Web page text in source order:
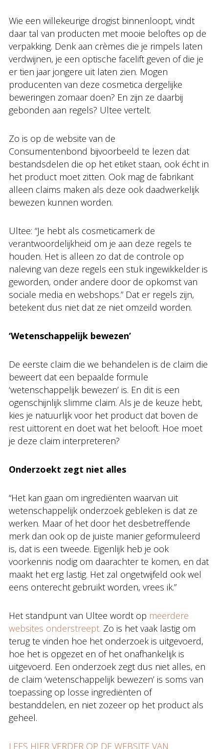
Wie een willekeurige drogist binnenloopt, vindt
daar tal van producten met mooie beloftes op de
verpakking. Denk aan crèmes die je rimpels laten
verdwijnen, je een optische facelift geven of die je
er tien jaar jongere uit laten zien. Mogen
producenten van deze cosmetica dergelijke
beweringen zomaar doen? En zijn ze daarbij
gebonden aan regels? Ultee vertelt.
Zo is op de website van de
Consumentenbond bijvoorbeeld te lezen dat
bestandsdelen die op het etiket staan, ook écht in
het product moet zitten. Ook mag de fabrikant
alleen claims maken als deze ook daadwerkelijk
bewezen kunnen worden.
Ultee: “Je hebt als cosmeticamerk de
verantwoordelijkheid om je aan deze regels te
houden. Het is alleen zo dat de controle op
naleving van deze regels een stuk ingewikkelder is
geworden, onder andere door de opkomst van
sociale media en webshops.” Dat er regels zijn,
betekent dus niet dat ze niet omzeild worden.
‘Wetenschappelijk bewezen’
De eerste claim die we behandelen is de claim die
beweert dat een bepaalde formule
‘wetenschappelijk bewezen’ is. En dit is een
ogenschijnlijk slimme claim. Als je de keuze hebt,
kies je natuurlijk voor het product dat boven de
rest uittorent en doet wat het belooft. Hoe moet
je deze claim interpreteren?
Onderzoekt zegt niet alles
“Het kan gaan om ingrediënten waarvan uit
wetenschappelijk onderzoek gebleken is dat ze
werken. Maar of het door het desbetreffende
merk dan ook op de juiste manier geformuleerd
is, dat is een tweede. Eigenlijk heb je ook
voorkennis nodig om daarachter te komen, en dat
maakt het erg lastig. Het zal ongetwijfeld ook wel
eens onterecht gebruikt worden, vrees ik.”
Het standpunt van Ultee wordt op meerdere
websites onderstreept. Zo is het vaak lastig om
terug te vinden hoe het onderzoek is uitgevoerd,
hoe het is opgezet en of het onafhankelijk is
uitgevoerd. Een onderzoek zegt dus niet alles, en
de claim ‘wetenschappelijk bewezen’ is soms van
toepassing op losse ingrediënten of
bestanddelen, en niet zozeer op het product als
geheel.
LEES HIER VERDER OP DE WEBSITE VAN